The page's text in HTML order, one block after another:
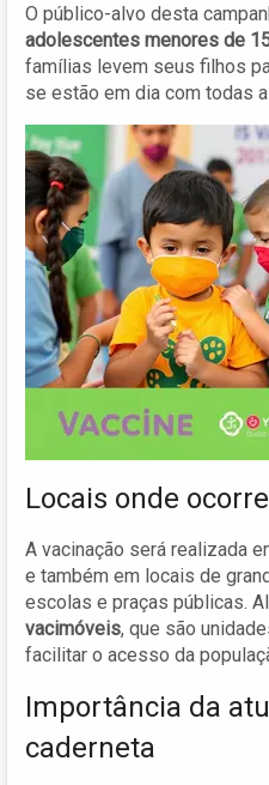
O público-alvo desta
adolescentes menores de
famílias levem seus filhos
se estão em dia com todas
Locais onde
A vacinação será realizada
e também em locais de
escolas e praças públicas.
vacimóveis, que são
facilitar o acesso da
Importância da
caderneta